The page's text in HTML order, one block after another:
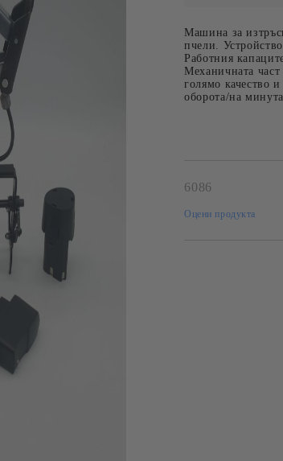
Машина за
пчели.
Работния
Механичната
голямо качество
оборота/на
6086
Оцени продукта